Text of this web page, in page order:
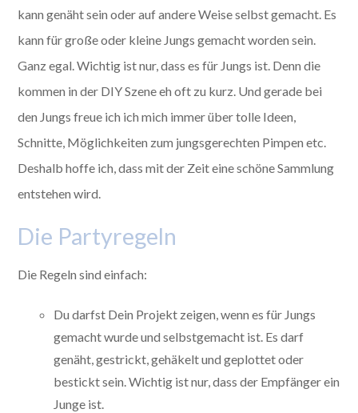
kann genäht sein oder auf andere Weise selbst gemacht. Es
kann für große oder kleine Jungs gemacht worden sein.
Ganz egal. Wichtig ist nur, dass es für Jungs ist. Denn die
kommen in der DIY Szene eh oft zu kurz. Und gerade bei
den Jungs freue ich ich mich immer über tolle Ideen,
Schnitte, Möglichkeiten zum jungsgerechten Pimpen etc.
Deshalb hoffe ich, dass mit der Zeit eine schöne Sammlung
entstehen wird.
Die Partyregeln
Die Regeln sind einfach:
Du darfst Dein Projekt zeigen, wenn es für Jungs
gemacht wurde und selbstgemacht ist. Es darf
genäht, gestrickt, gehäkelt und geplottet oder
bestickt sein. Wichtig ist nur, dass der Empfänger ein
Junge ist.